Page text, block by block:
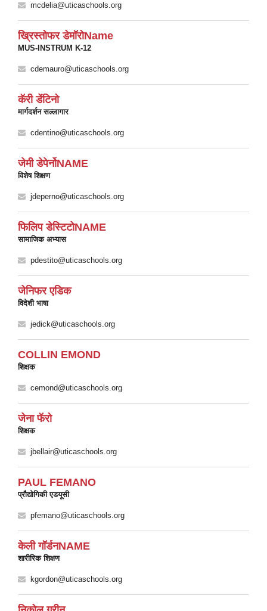
mcdelia@uticaschools.org
ख्रिस्तोफर डेमॉरोName
MUS-INSTRUM K-12
cdemauro@uticaschools.org
कॅरी डेंटिनो
मार्गदर्शन सल्लागार
cdentino@uticaschools.org
जेमी डेपेर्नोNAME
विशेष शिक्षण
jdeperno@uticaschools.org
फिलिप डेस्टिटोNAME
सामाजिक अभ्यास
pdestito@uticaschools.org
जेनिफर एडिक
विदेशी भाषा
jedick@uticaschools.org
COLLIN EMOND
शिक्षक
cemond@uticaschools.org
जेना फॅरो
शिक्षक
jbellair@uticaschools.org
PAUL FEMANO
प्रौद्योगिकी एडयूसी
pfemano@uticaschools.org
केली गॉर्डनNAME
शारीरिक शिक्षण
kgordon@uticaschools.org